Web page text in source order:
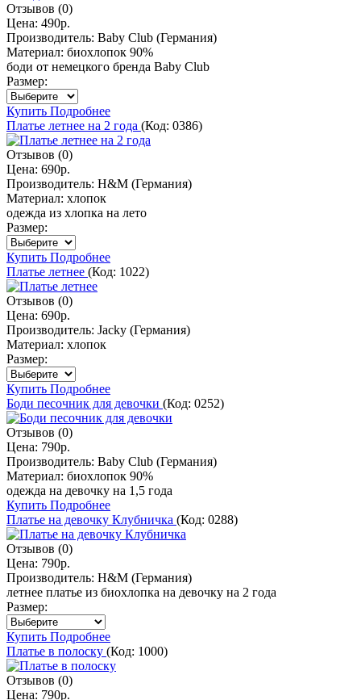
Отзывов (0)
Цена: 490р.
Производитель: Baby Club (Германия)
Материал: биохлопок 90%
боди от немецкого бренда Baby Club
Размер:
Купить Подробнее
Платье летнее на 2 года (Код: 0386)
Отзывов (0)
Цена: 690р.
Производитель: H&M (Германия)
Материал: хлопок
одежда из хлопка на лето
Размер:
Купить Подробнее
Платье летнее (Код: 1022)
Отзывов (0)
Цена: 690р.
Производитель: Jacky (Германия)
Материал: хлопок
Размер:
Купить Подробнее
Боди песочник для девочки (Код: 0252)
Отзывов (0)
Цена: 790р.
Производитель: Baby Club (Германия)
Материал: биохлопок 90%
одежда на девочку на 1,5 года
Купить Подробнее
Платье на девочку Клубничка (Код: 0288)
Отзывов (0)
Цена: 790р.
Производитель: H&M (Германия)
летнее платье из биохлопка на девочку на 2 года
Размер:
Купить Подробнее
Платье в полоску (Код: 1000)
Отзывов (0)
Цена: 790р.